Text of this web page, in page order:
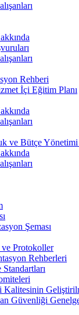
Rehberi
İçi Eğitim Planı
ve Bütçe
Şeması
Protokoller
Rehberleri
Kalitesinin
Güvenliği